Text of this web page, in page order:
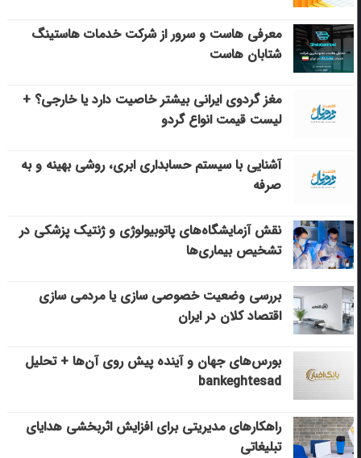
معرفی هاست و سرور از شرکت خدمات هاستینگ
شتابان هاست
مغز گردوی ایرانی بیشتر خاصیت دارد یا خارجی؟ +
لیست قیمت انواع گردو
آشنایی با سیستم حسابداری ابری، روشی بهینه و به
صرفه
نقش آزمایشگاه‌های پاتوبیولوژی و ژنتیک پزشکی در
تشخیص بیماری‌ها
بررسی وضعیت خصوصی سازی یا مردمی سازی
اقتصاد کلان در ایران
بورس‌های جهان و آینده پیش روی آن‌ها + تحلیل
bankeghtesad
راهکارهای مدیریتی برای افزایش اثربخشی هدایای
تبلیغاتی